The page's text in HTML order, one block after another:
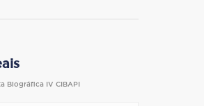
Biográfica IV CIBAPI